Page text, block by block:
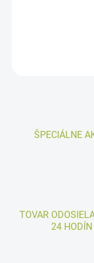
ŠPECIÁLNE
TOVAR
24 HODÍN